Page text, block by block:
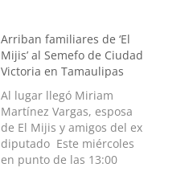
Arriban familiares de ‘El
Mijis’ al Semefo de Ciudad
Victoria en Tamaulipas
Al lugar llegó Miriam
Martínez Vargas, esposa
de El Mijis y amigos del ex
diputado Este miércoles
en punto de las 13:00